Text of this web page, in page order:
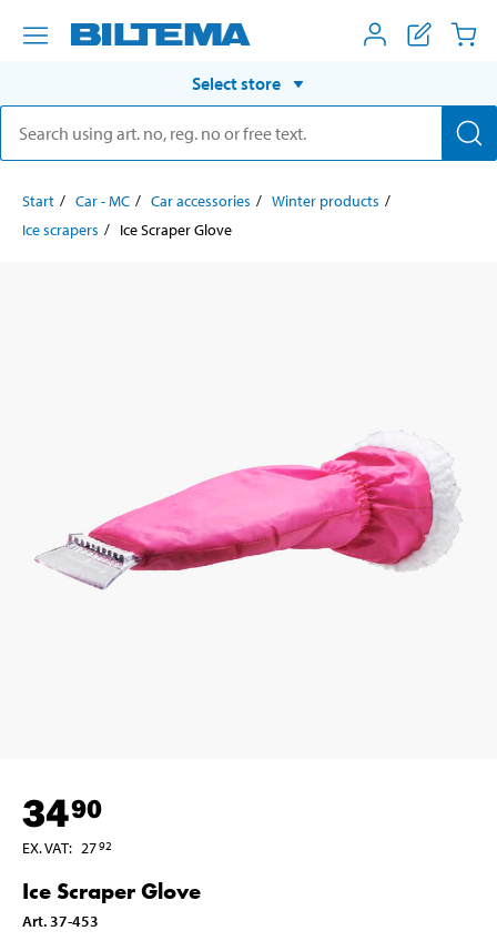
Select store
Start Car - MC Car accessories
Winter products
Ice scrapers
Ice Scraper Glove
3490
EX. VAT: 2792
Ice Scraper Glove
Art. 37-453